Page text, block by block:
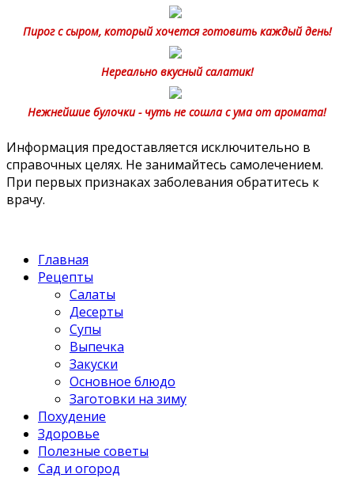
Пирог с сыром, который хочется готовить каждый день!
Нереально вкусный салатик!
Нежнейшие булочки - чуть не сошла с ума от аромата!
Информация предоставляется исключительно в
справочных целях. Не занимайтесь самолечением.
При первых признаках заболевания обратитесь к
врачу.
Главная
Рецепты
Салаты
Десерты
Супы
Выпечка
Закуски
Основное блюдо
Заготовки на зиму
Похудение
Здоровье
Полезные советы
Сад и огород